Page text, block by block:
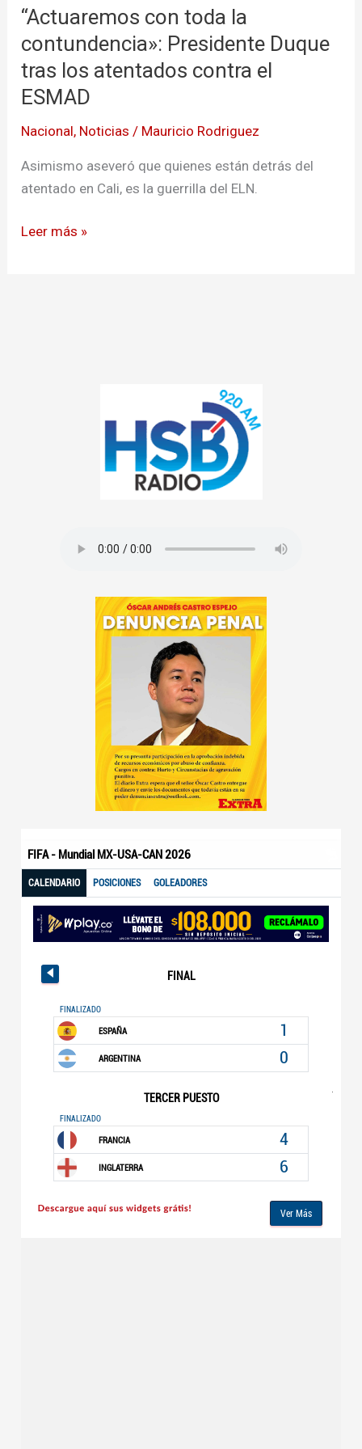
“Actuaremos con toda la
contundencia»: Presidente Duque
tras los atentados contra el
ESMAD
Nacional, Noticias / Mauricio Rodriguez
Asimismo aseveró que quienes están detrás del
atentado en Cali, es la guerrilla del ELN.
toda
la
contundencia»:
Presidente
Duque
tras
atentados
contra
ESMAD
Leer más »